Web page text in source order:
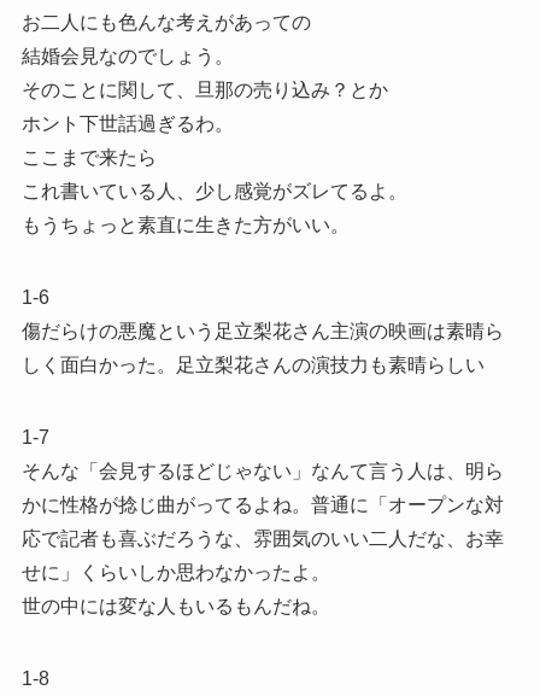
お二人にも色んな考えがあっての
結婚会見なのでしょう。
そのことに関して、旦那の売り込み？とか
ホント下世話過ぎるわ。
ここまで来たら
これ書いている人、少し感覚がズレてるよ。
もうちょっと素直に生きた方がいい。
1-6
傷だらけの悪魔という足立梨花さん主演の映画は素晴ら
しく面白かった。足立梨花さんの演技力も素晴らしい
1-7
そんな「会見するほどじゃない」なんて言う人は、明ら
かに性格が捻じ曲がってるよね。普通に「オープンな対
応で記者も喜ぶだろうな、雰囲気のいい二人だな、お幸
せに」くらいしか思わなかったよ。
世の中には変な人もいるもんだね。
1-8